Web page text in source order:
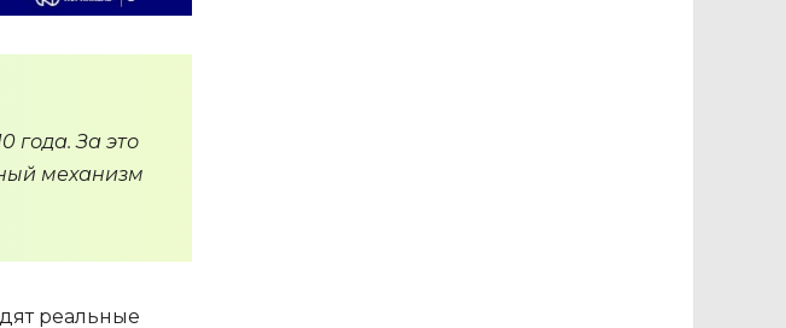
года. За это
механизм
реальные